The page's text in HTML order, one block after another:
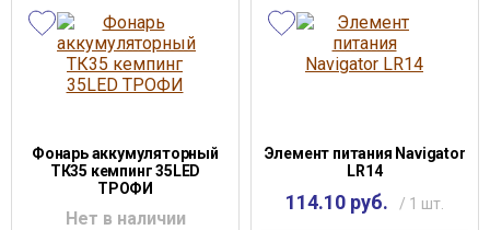
Фонарь аккумуляторный
ТК35 кемпинг 35LED
ТРОФИ
Нет в наличии
Элемент питания Navigator
LR14
114.10 руб. / 1 шт.